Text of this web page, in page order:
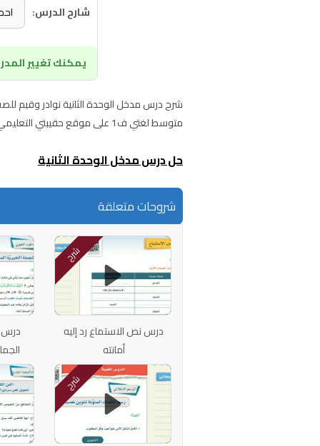
شارح الدرس:
يمكنك تغيير
شرح درس مدخل الوحدة الثانية نوادر وقيم
متوسط لغتي ف1 على موقع حقيبتي التعليمي اونلاين
حل درس مدخل الوحدة الثانية
شروحات متعلقة
شرح
درس نص الاستماع رد إليه
أمانته
درس
شرح